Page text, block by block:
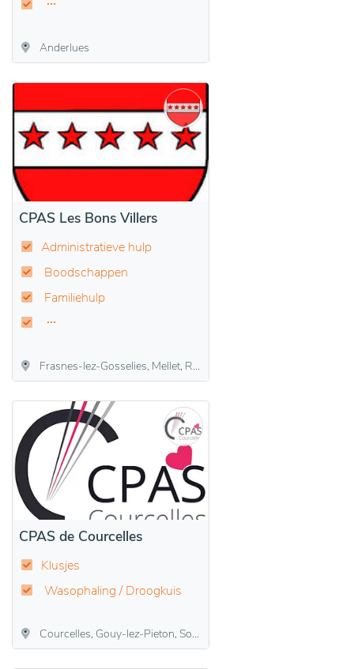
Anderlues
CPAS Les Bons Villers
Administratieve hulp
Boodschappen
Familiehulp
Frasnes-lez-Gosselies, Mellet, Rêves, Villers-Perwin, Wayaux
CPAS de Courcelles
Klusjes
Wasophaling / Droogkuis
Courcelles, Gouy-lez-Pieton, Souvret, Trazegnies